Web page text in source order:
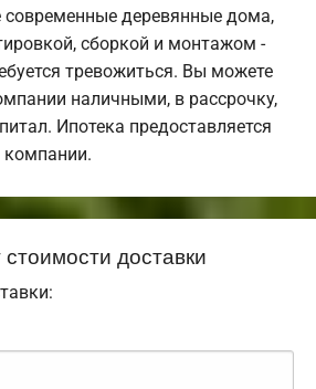
деревянные дома,
сборкой и монтажом -
тревожиться. Вы можете
наличными, в рассрочку,
Ипотека предоставляется
доставки